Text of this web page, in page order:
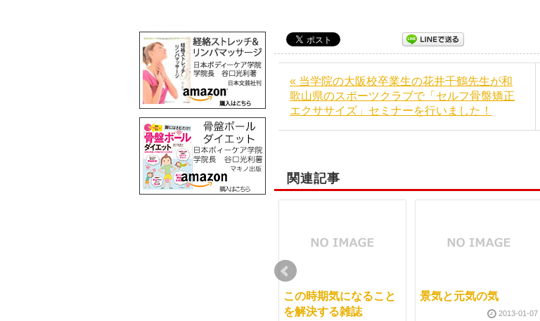
« 当学院の大阪校卒業生の花井千鶴先生が和
歌山県のスポーツクラブで「セルフ骨盤矯正
エクササイズ」セミナーを行いました！
関連記事
この時期気になること
を解決する雑誌
景気と元気の気
2013-01-07